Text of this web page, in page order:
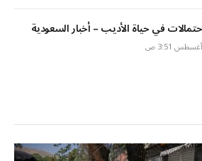
في حياة الأديب – أخبار السعودية